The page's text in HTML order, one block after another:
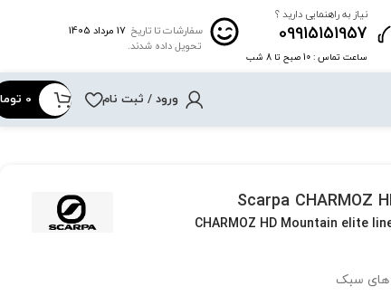
نیاز به راهنمایی دارید ؟
09915151957
ساعت تماس : 10 صبح تا 8 شب
سفارشات تا تاریخ 17 مرداد 1405
تحویل داده شدند.
ورود / ثبت نام 0
CHARMOZ HD Mountain elite
های سبک